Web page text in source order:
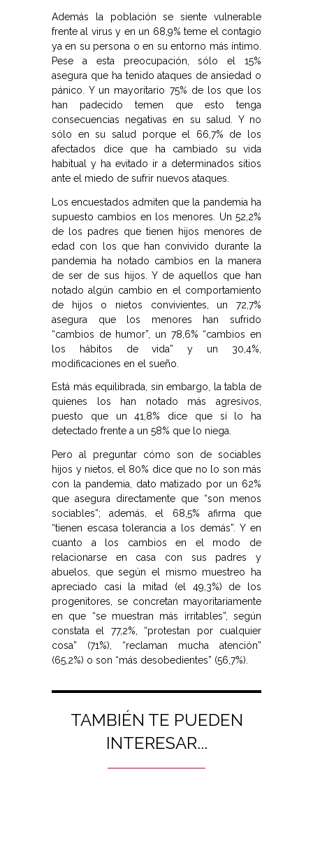
Además la población se siente vulnerable
frente al virus y en un 68,9% teme el contagio
ya en su persona o en su entorno más íntimo.
Pese a esta preocupación, sólo el 15%
asegura que ha tenido ataques de ansiedad o
pánico. Y un mayoritario 75% de los que los
han padecido temen que esto tenga
consecuencias negativas en su salud. Y no
sólo en su salud porque el 66,7% de los
afectados dice que ha cambiado su vida
habitual y ha evitado ir a determinados sitios
ante el miedo de sufrir nuevos ataques.
Los encuestados admiten que la pandemia ha
supuesto cambios en los menores. Un 52,2%
de los padres que tienen hijos menores de
edad con los que han convivido durante la
pandemia ha notado cambios en la manera
de ser de sus hijos. Y de aquellos que han
notado algún cambio en el comportamiento
de hijos o nietos convivientes, un 72,7%
asegura que los menores han sufrido
“cambios de humor”, un 78,6% “cambios en
los hábitos de vida” y un 30,4%,
modificaciones en el sueño.
Está más equilibrada, sin embargo, la tabla de
quienes los han notado más agresivos,
puesto que un 41,8% dice que sí lo ha
detectado frente a un 58% que lo niega.
Pero al preguntar cómo son de sociables
hijos y nietos, el 80% dice que no lo son más
con la pandemia, dato matizado por un 62%
que asegura directamente que “son menos
sociables”; además, el 68,5% afirma que
“tienen escasa tolerancia a los demás”. Y en
cuanto a los cambios en el modo de
relacionarse en casa con sus padres y
abuelos, que según el mismo muestreo ha
apreciado casi la mitad (el 49,3%) de los
progenitores, se concretan mayoritariamente
en que “se muestran más irritables”, según
constata el 77,2%, “protestan por cualquier
cosa” (71%), “reclaman mucha atención”
(65,2%) o son “más desobedientes” (56,7%).
TAMBIÉN TE PUEDEN
INTERESAR...